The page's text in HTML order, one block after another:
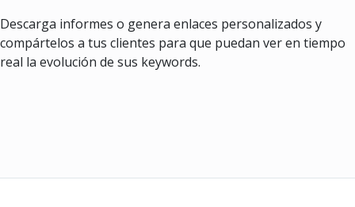
Descarga informes o genera enlaces personalizados y
compártelos a tus clientes para que puedan ver en tiempo
real la evolución de sus keywords.